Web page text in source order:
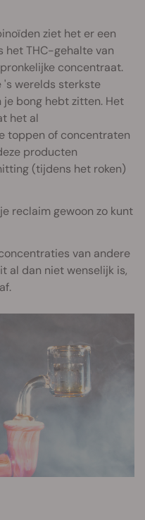
ziet het er een
het THC-gehalte van
concentraat.
's werelds sterkste
bong hebt zitten. Het
het al
toppen of concentraten
producten
(tijdens het roken)
reclaim gewoon zo kunt
van andere
al dan niet wenselijk is,